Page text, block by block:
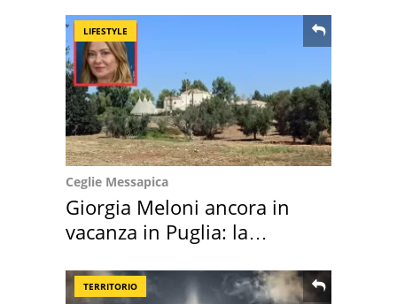
LIFESTYLE
Ceglie Messapica
Giorgia Meloni ancora in
vacanza in Puglia: la
TERRITORIO